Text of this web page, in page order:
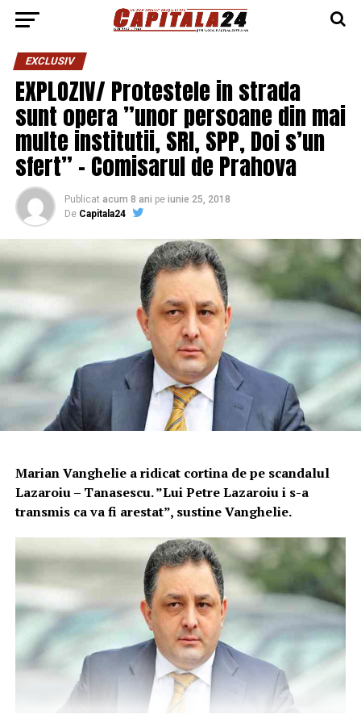
EXCLUSIV
EXPLOZIV/ Protestele in strada
sunt opera ”unor persoane din mai
multe institutii, SRI, SPP, Doi s’un
sfert” – Comisarul de Prahova
Publicat acum 8 ani pe iunie 25, 2018
De Capitala24
Marian Vanghelie a ridicat cortina de pe scandalul
Lazaroiu – Tanasescu. ”Lui Petre Lazaroiu i s-a
transmis ca va fi arestat”, sustine Vanghelie.